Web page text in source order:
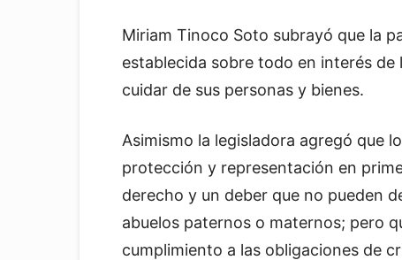
Miriam Tinoco Soto subrayó que la
establecida sobre todo en interés
cuidar de sus personas y bienes.
Asimismo la legisladora agregó que
protección y representación en
derecho y un deber que no pueden
abuelos paternos o maternos; pero
cumplimiento a las obligaciones de